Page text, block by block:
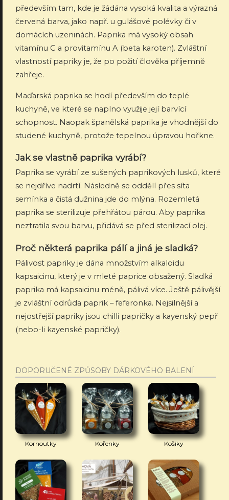
především tam, kde je žádána vysoká kvalita a výrazná
červená barva, jako např. u gulášové polévky či v
domácích uzeninách. Paprika má vysoký obsah
vitamínu C a provitamínu A (beta karoten). Zvláštní
vlastností papriky je, že po požití člověka příjemně
zahřeje.
Maďarská paprika se hodí především do teplé
kuchyně, ve které se naplno využije její barvící
schopnost. Naopak španělská paprika je vhodnější do
studené kuchyně, protože tepelnou úpravou hořkne.
Jak se vlastně paprika vyrábí?
Paprika se vyrábí ze sušených paprikových lusků, které
se nejdříve nadrtí. Následně se oddělí přes síta
semínka a čistá dužnina jde do mlýna. Rozemletá
paprika se sterilizuje přehřátou párou. Aby paprika
neztratila svou barvu, přidává se před sterilizací olej.
Proč některá paprika pálí a jiná je sladká?
Pálivost papriky je dána množstvím alkaloidu
kapsaicinu, který je v mleté paprice obsažený. Sladká
paprika má kapsaicinu méně, pálivá více. Ještě pálivější
je zvláštní odrůda paprik – feferonka. Nejsilnější a
nejostřejší papriky jsou chilli papričky a kayenský pepř
(nebo-li kayenské papričky).
DOPORUČENÉ ZPŮSOBY DÁRKOVÉHO BALENÍ
Kornoutky Kořenky Košíky